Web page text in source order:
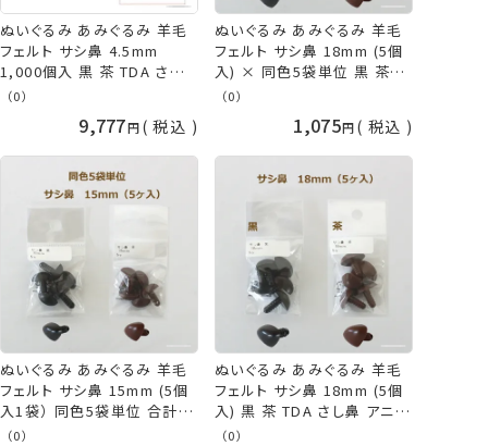
ぬいぐるみ あみぐるみ 羊毛
フェルト サシ鼻 4.5mm
1,000個入 黒 茶 TDA さし
鼻 アニマルノーズ パーツ イ
の鼻 さし目 取寄せ商品 手
芸の山久
（0）
9,777 税込
ぬいぐるみ あみぐるみ 羊毛
フェルト サシ鼻 18mm (5個
入) × 同色5袋単位 黒 茶
TDA さし鼻 アニマルノーズ
（0）
1,075 税込
ぬいぐるみ あみぐるみ 羊毛
フェルト サシ鼻 15mm (5個
入1袋） 同色5袋単位 合計25
個 黒 茶 TDA さし鼻 アニマ
（0）
ぬいぐるみ あみぐるみ 羊毛
フェルト サシ鼻 18mm (5個
入) 黒 茶 TDA さし鼻 アニマ
ルノーズ パーツ さし目 ネコ
（0）